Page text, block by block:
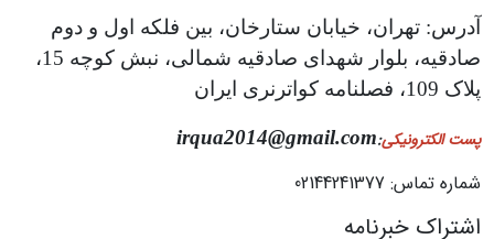
آدرس: تهران، خیابان ستارخان، بین فلکه اول و دوم
صادقیه، بلوار شهدای صادقیه شمالی، نبش کوچه 15،
پلاک 109، فصلنامه کواترنری ایران
پست الکترونیکی:
irqua2014@gmail.com
شماره تماس: 02144241377
اشتراک خبرنامه